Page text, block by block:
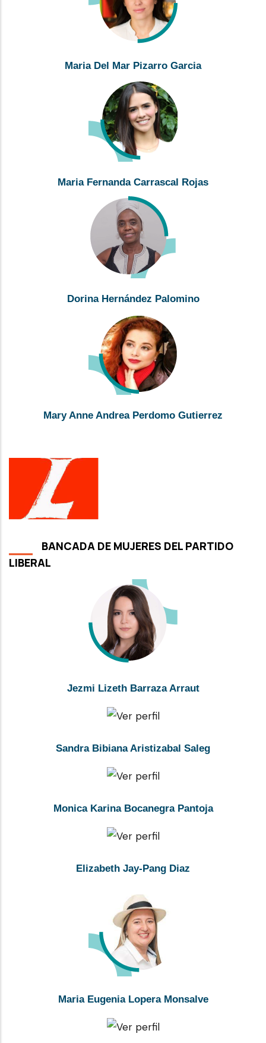
Maria Del Mar Pizarro Garcia
Maria Fernanda Carrascal Rojas
Dorina Hernández Palomino
Mary Anne Andrea Perdomo Gutierrez
BANCADA DE MUJERES DEL PARTIDO
LIBERAL
Jezmi Lizeth Barraza Arraut
Sandra Bibiana Aristizabal Saleg
Monica Karina Bocanegra Pantoja
Elizabeth Jay-Pang Diaz
Maria Eugenia Lopera Monsalve